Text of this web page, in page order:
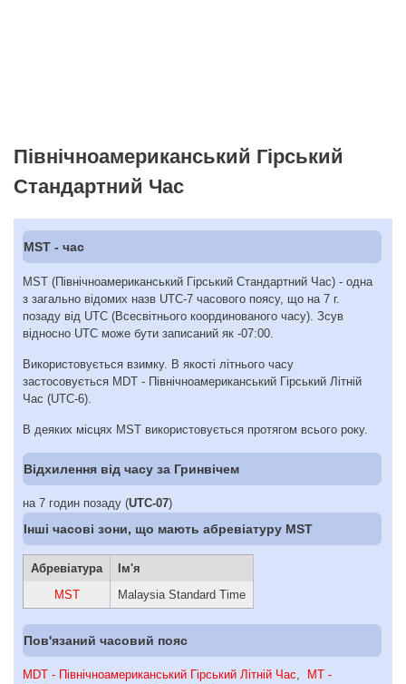
Північноамериканський Гірський
Стандартний Час
MST - час
MST (Північноамериканський Гірський Стандартний Час) - одна
з загально відомих назв UTC-7 часового поясу, що на 7 г.
позаду від UTC (Всесвітнього координованого часу). Зсув
відносно UTC може бути записаний як -07:00.
Використовується взимку. В якості літнього часу
застосовується MDT - Північноамериканський Гірський Літній
Час (UTC-6).
В деяких місцях MST використовується протягом всього року.
Відхилення від часу за Гринвічем
на 7 годин позаду (UTC-07)
Інші часові зони, що мають абревіатуру MST
Абревіатура
Ім'я
MST
Malaysia Standard Time
Пов'язаний часовий пояс
MDT - Північноамериканський Гірський Літній Час,
MT -